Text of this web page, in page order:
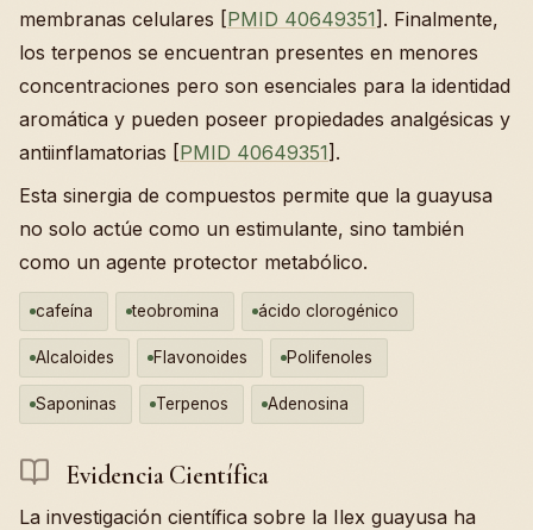
membranas celulares [PMID 40649351]. Finalmente,
los terpenos se encuentran presentes en menores
concentraciones pero son esenciales para la identidad
aromática y pueden poseer propiedades analgésicas y
antiinflamatorias [PMID 40649351].
Esta sinergia de compuestos permite que la guayusa
no solo actúe como un estimulante, sino también
como un agente protector metabólico.
cafeína teobromina ácido clorogénico
Alcaloides Flavonoides Polifenoles
Saponinas Terpenos Adenosina
Evidencia Científica
La investigación científica sobre la Ilex guayusa ha